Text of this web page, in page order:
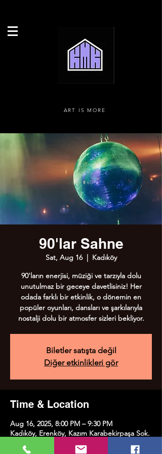
ART IS MORE
90'lar Sahne
Sat, Aug 16
  |
Kadıköy
90'ların enerjisi, müziği ve tarzıyla dolu
unutulmaz bir geceye davetlisiniz! Her
odada farklı bir etkinlik, o dönemin en
popüler oyunları, dansları ve şarkılarıyla
nostalji dolu bir atmosfer sizleri bekliyor.
Biletler satışta değil
Diğer etkinlikleri gör
Time & Location
Aug 16, 2025, 8:00 PM – 9:30 PM
Kadıköy, Erenköy, Kazım Karabekirpaşa Sok.
No:8, 34738 Kadıköy/İstanbul, Türkiye